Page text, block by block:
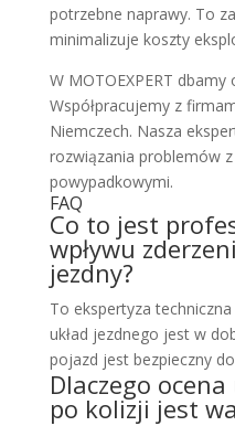
potrzebne naprawy. To
minimalizuje koszty
W MOTOEXPERT
Współpracujemy z
Niemczech. Nasza
rozwiązania problemów
powypadkowymi.
FAQ
Co to jest
wpływu
jezdny?
To ekspertyza
układ jezdnego jest w
pojazd jest bezpieczny
Dlaczego
po kolizji jest